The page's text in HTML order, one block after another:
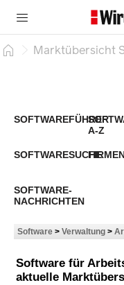
Marktübersicht
SOFTWAREFÜHRER
A-Z
SOFTWARESUCHE
SOFTWARE-
NACHRICHTEN
Software > Verwaltung >
Software für
aktuelle